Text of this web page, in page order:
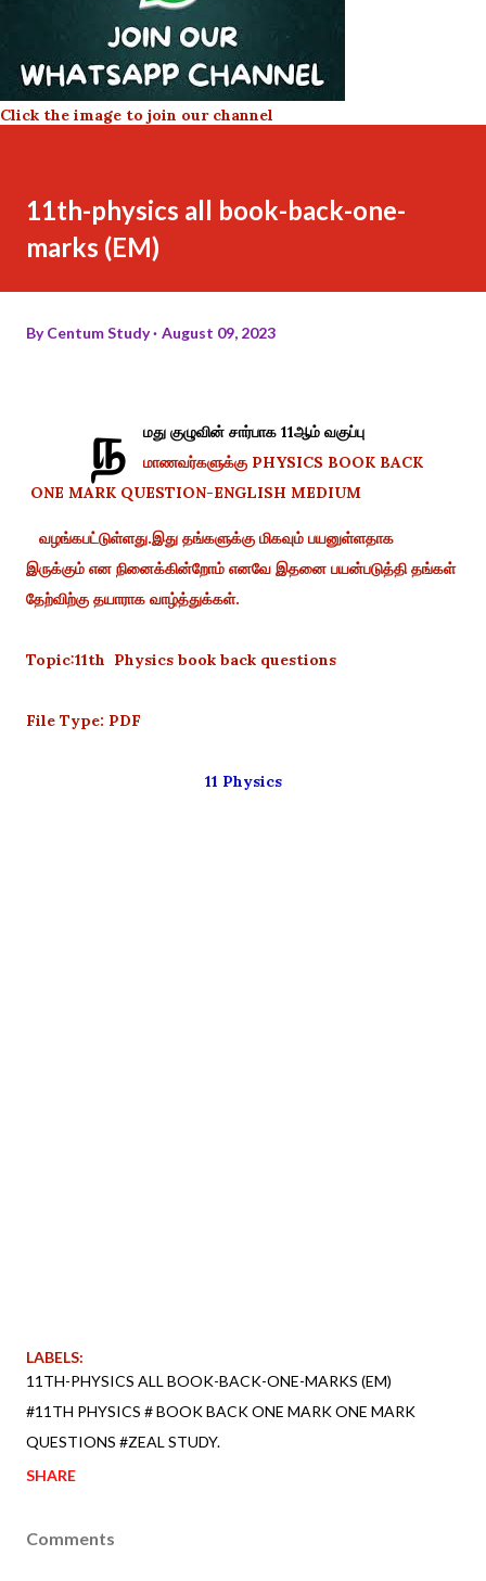
Click the image to join our channel
11th-physics all book-back-one-
marks (EM)
ByCentum Study August 09, 2023
ந
மது குழுவின் சார்பாக 11ஆம் வகுப்பு
மாணவர்களுக்கு PHYSICS BOOK BACK
ONE MARK QUESTION-ENGLISH MEDIUM
வழங்கபட்டுள்ளது.இது தங்களுக்கு மிகவும் பயனுள்ளதாக
இருக்கும் என நினைக்கின்றோம் எனவே இதனை பயன்படுத்தி தங்கள்
தேற்விற்கு தயாராக வாழ்த்துக்கள்.
Topic:11th Physics book back questions
File Type: PDF
11 Physics
LABELS:
11TH-PHYSICS ALL BOOK-BACK-ONE-MARKS (EM)
#11TH PHYSICS # BOOK BACK ONE MARK ONE MARK
QUESTIONS #ZEAL STUDY.
SHARE
Comments